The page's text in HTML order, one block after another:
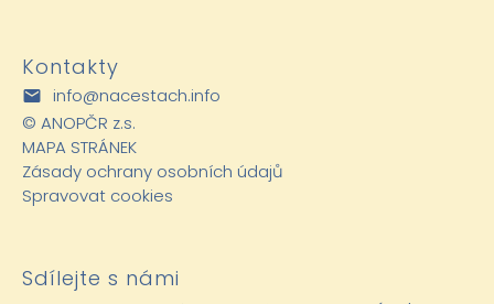
Kontakty
info@nacestach.info
© ANOPČR z.s.
MAPA STRÁNEK
Zásady ochrany osobních údajů
Spravovat cookies
Sdílejte s námi